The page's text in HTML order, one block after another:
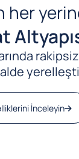
her
İnceleyin